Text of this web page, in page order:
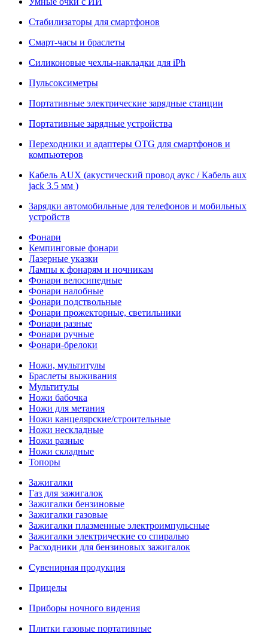
Стабилизаторы для смартфонов
Смарт-часы и браслеты
Силиконовые чехлы-накладки для iPh
Пульсоксиметры
Портативные электрические зарядные станции
Портативные зарядные устройства
Переходники и адаптеры OTG для смартфонов и
компьютеров
Кабель AUX (акустический провод аукс / Кабель aux
jack 3.5 мм )
Зарядки автомобильные для телефонов и мобильных
устройств
Фонари
Кемпинговые фонари
Лазерные указки
Лампы к фонарям и ночникам
Фонари велосипедные
Фонари налобные
Фонари подствольные
Фонари прожекторные, светильники
Фонари разные
Фонари ручные
Фонари-брелоки
Ножи, мультитулы
Браслеты выживания
Мультитулы
Ножи бабочка
Ножи для метания
Ножи канцелярские/строительные
Ножи нескладные
Ножи разные
Ножи складные
Топоры
Зажигалки
Газ для зажигалок
Зажигалки бензиновые
Зажигалки газовые
Зажигалки плазменные электроимпульсные
Зажигалки электрические со спиралью
Расходники для бензиновых зажигалок
Сувенирная продукция
Прицелы
Приборы ночного видения
Плитки газовые портативные